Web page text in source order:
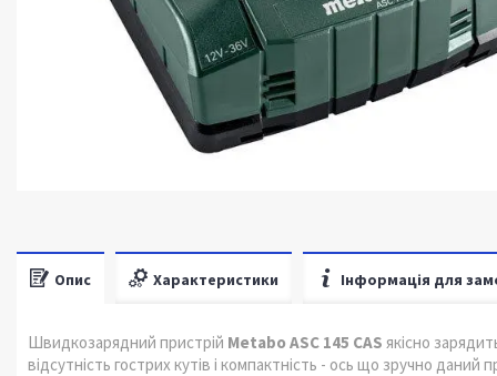
Опис Характеристики Інформація для
Швидкозарядний пристрій Metabo ASC 145 CAS якісно
відсутність гострих кутів і компактність - ось що зручно